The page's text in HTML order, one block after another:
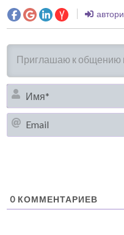
0 КОММЕНТАРИЕВ